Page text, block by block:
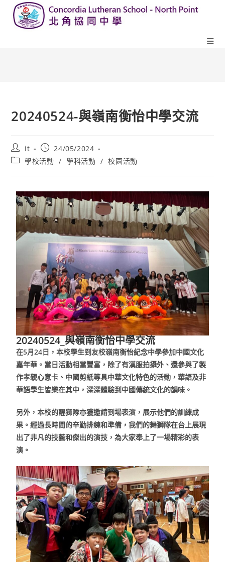
20240524-與嶺南衡怡中學交流
it
24/05/2024
學校活動 / 學科活動 / 校園活動
20240524_與嶺南衡怡中學交流
在5月24日，本校學生到友校嶺南衡怡紀念中學參加中國文化
嘉年華。當日活動相當豐富，除了有漢服拍攝外、還參與了製
作孝親心意卡、中國剪紙等具中華文化特色的活動，華語及非
華語學生皆樂在其中，深深體驗到中國傳統文化的韻味。
另外，本校的醒獅隊亦獲邀請到場表演，展示他們的訓練成
果。經過長時間的辛勤排練和準備，我們的舞獅隊在台上展現
出了非凡的技藝和傑出的演技，為大家奉上了一場精彩的表
演。